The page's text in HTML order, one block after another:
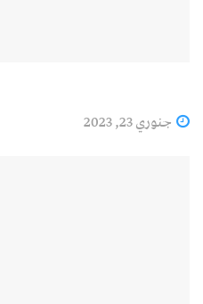
جنوري 23, 2023